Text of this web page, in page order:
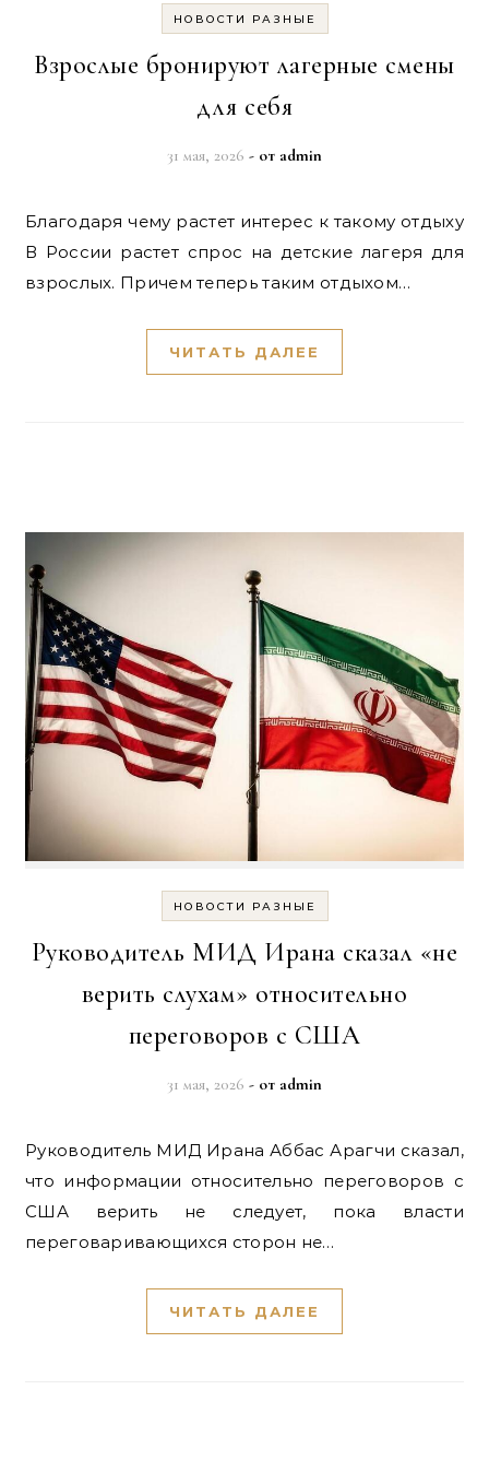
НОВОСТИ РАЗНЫЕ
Взрослые бронируют лагерные смены
для себя
31 мая, 2026 - от admin
Благодаря чему растет интерес к такому отдыху
В России растет спрос на детские лагеря для
взрослых. Причем теперь таким отдыхом…
ЧИТАТЬ ДАЛЕЕ
НОВОСТИ РАЗНЫЕ
Руководитель МИД Ирана сказал «не
верить слухам» относительно
переговоров с США
31 мая, 2026 - от admin
Руководитель МИД Ирана Аббас Арагчи сказал,
что информации относительно переговоров с
США верить не следует, пока власти
переговаривающихся сторон не…
ЧИТАТЬ ДАЛЕЕ